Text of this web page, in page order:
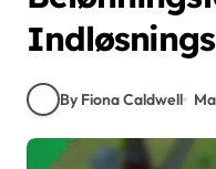
By Fiona Caldwell